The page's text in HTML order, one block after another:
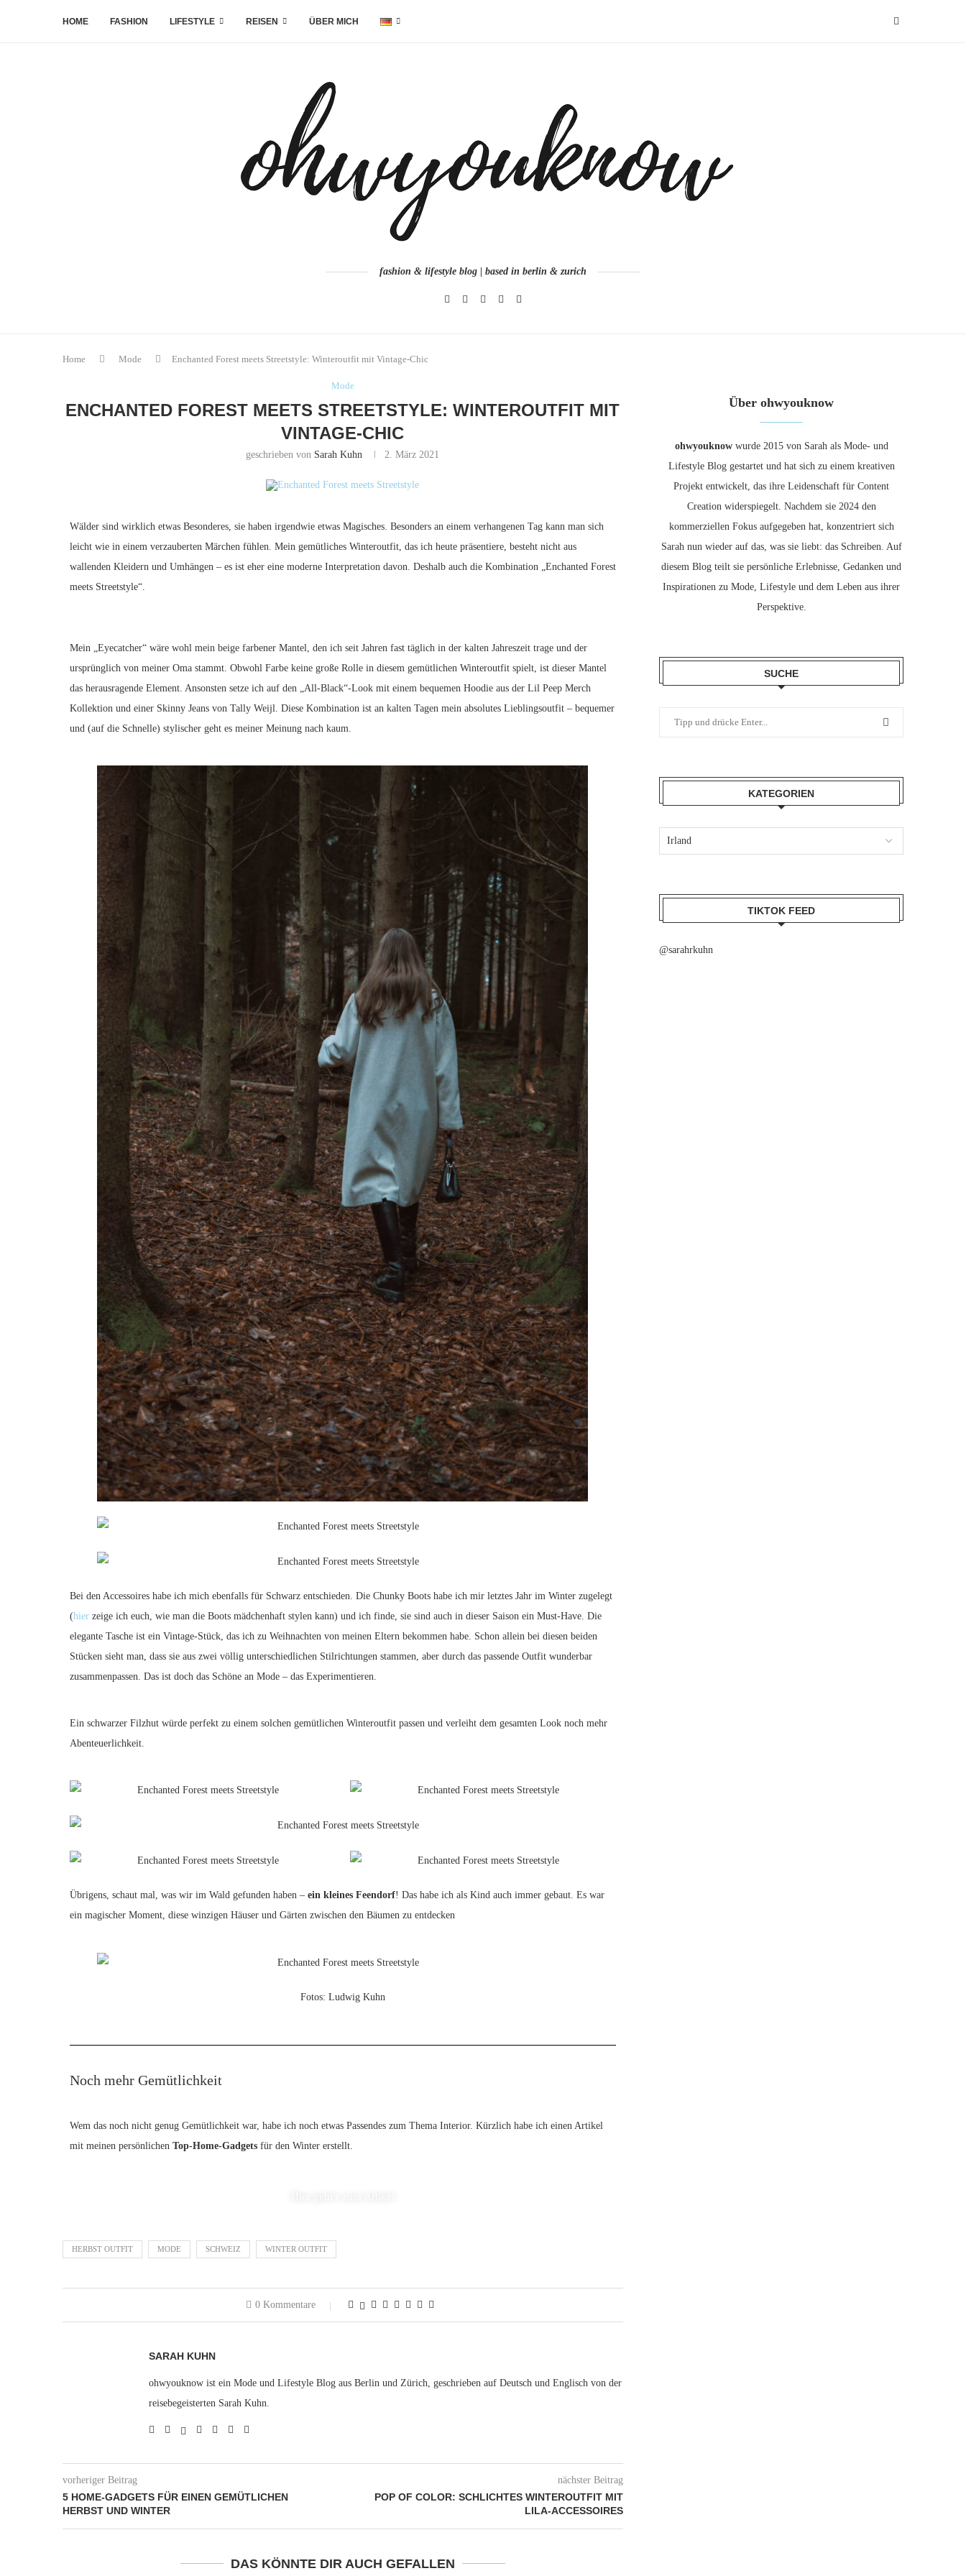
HOME FASHION LIFESTYLE REISEN ÜBER MICH
fashion & lifestyle blog | based in berlin & zurich
Home Mode Enchanted Forest meets Streetstyle: Winteroutfit mit Vintage-Chic
Mode
ENCHANTED FOREST MEETS STREETSTYLE: WINTEROUTFIT MIT
VINTAGE-CHIC
geschrieben von Sarah Kuhn 2. März 2021
Wälder sind wirklich etwas Besonderes, sie haben irgendwie etwas Magisches. Besonders an einem verhangenen Tag kann man sich
leicht wie in einem verzauberten Märchen fühlen. Mein gemütliches Winteroutfit, das ich heute präsentiere, besteht nicht aus
wallenden Kleidern und Umhängen – es ist eher eine moderne Interpretation davon. Deshalb auch die Kombination „Enchanted Forest
meets Streetstyle“.
Mein „Eyecatcher“ wäre wohl mein beige farbener Mantel, den ich seit Jahren fast täglich in der kalten Jahreszeit trage und der
ursprünglich von meiner Oma stammt. Obwohl Farbe keine große Rolle in diesem gemütlichen Winteroutfit spielt, ist dieser Mantel
das herausragende Element. Ansonsten setze ich auf den „All-Black“-Look mit einem bequemen Hoodie aus der Lil Peep Merch
Kollektion und einer Skinny Jeans von Tally Weijl. Diese Kombination ist an kalten Tagen mein absolutes Lieblingsoutfit – bequemer
und (auf die Schnelle) stylischer geht es meiner Meinung nach kaum.
Bei den Accessoires habe ich mich ebenfalls für Schwarz entschieden. Die Chunky Boots habe ich mir letztes Jahr im Winter zugelegt
(hier zeige ich euch, wie man die Boots mädchenhaft stylen kann) und ich finde, sie sind auch in dieser Saison ein Must-Have. Die
elegante Tasche ist ein Vintage-Stück, das ich zu Weihnachten von meinen Eltern bekommen habe. Schon allein bei diesen beiden
Stücken sieht man, dass sie aus zwei völlig unterschiedlichen Stilrichtungen stammen, aber durch das passende Outfit wunderbar
zusammenpassen. Das ist doch das Schöne an Mode – das Experimentieren.
Ein schwarzer Filzhut würde perfekt zu einem solchen gemütlichen Winteroutfit passen und verleiht dem gesamten Look noch mehr
Abenteuerlichkeit.
Übrigens, schaut mal, was wir im Wald gefunden haben – ein kleines Feendorf! Das habe ich als Kind auch immer gebaut. Es war
ein magischer Moment, diese winzigen Häuser und Gärten zwischen den Bäumen zu entdecken
Fotos: Ludwig Kuhn
Noch mehr Gemütlichkeit
Wem das noch nicht genug Gemütlichkeit war, habe ich noch etwas Passendes zum Thema Interior. Kürzlich habe ich einen Artikel
mit meinen persönlichen Top-Home-Gadgets für den Winter erstellt.
HERBST OUTFIT MODE SCHWEIZ WINTER OUTFIT
0 Kommentare
SARAH KUHN
ohwyouknow ist ein Mode und Lifestyle Blog aus Berlin und Zürich, geschrieben auf Deutsch und Englisch von der
reisebegeisterten Sarah Kuhn.
vorheriger Beitrag
5 HOME-GADGETS FÜR EINEN GEMÜTLICHEN
HERBST UND WINTER
nächster Beitrag
POP OF COLOR: SCHLICHTES WINTEROUTFIT MIT
LILA-ACCESSOIRES
DAS KÖNNTE DIR AUCH GEFALLEN
Über ohwyouknow
ohwyouknowwurde 2015 von Sarah als Mode- und
Lifestyle Blog gestartet und hat sich zu einem kreativen
Projekt entwickelt, das ihre Leidenschaft für Content
Creation widerspiegelt. Nachdem sie 2024 den
kommerziellen Fokus aufgegeben hat, konzentriert sich
Sarah nun wieder auf das, was sie liebt: das Schreiben. Auf
diesem Blog teilt sie persönliche Erlebnisse, Gedanken und
Inspirationen zu Mode, Lifestyle und dem Leben aus ihrer
Perspektive.
SUCHE
KATEGORIEN
TIKTOK FEED
@sarahrkuhn